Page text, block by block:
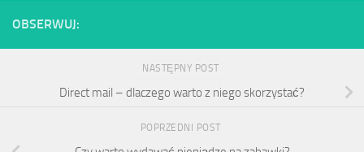
OBSERWUJ:
NASTĘPNY POST
Direct mail – dlaczego warto z niego skorzystać?
POPRZEDNI POST